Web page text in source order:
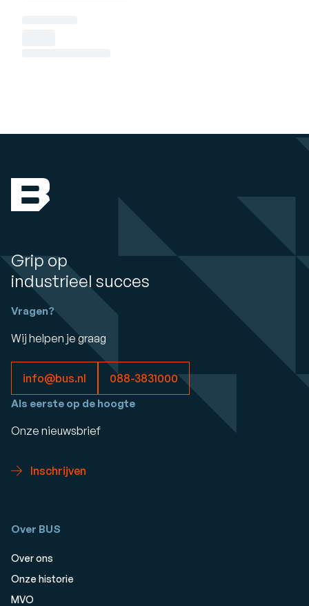
Grip op
industrieel succes
Vragen?
Wij helpen je graag
info@bus.nl 088-3831000
Als eerste op de hoogte
Onze nieuwsbrief
Inschrijven
Over BUS
Over ons
Onze historie
MVO